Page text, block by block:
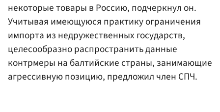
некоторые товары в Россию, подчеркнул он.
Учитывая имеющуюся практику ограничения
импорта из недружественных государств,
целесообразно распространить данные
контрмеры на балтийские страны, занимающие
агрессивную позицию, предложил член СПЧ.